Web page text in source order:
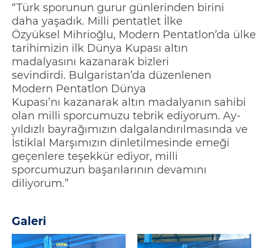
“Türk sporunun gurur günlerinden birini
daha yaşadık. Milli pentatlet İlke
Özyüksel Mihrioğlu, Modern Pentatlon’da ülke
tarihimizin ilk Dünya Kupası altın
madalyasını kazanarak bizleri
sevindirdi. Bulgaristan’da düzenlenen
Modern Pentatlon Dünya
Kupası’nı kazanarak altın madalyanın sahibi
olan milli sporcumuzu tebrik ediyorum. Ay-
yıldızlı bayrağımızın dalgalandırılmasında ve
İstiklal Marşımızın dinletilmesinde emeği
geçenlere teşekkür ediyor, milli
sporcumuzun başarılarının devamını
diliyorum.”
Galeri